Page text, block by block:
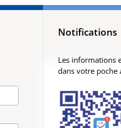
Notifications
Les informations
dans votre poche